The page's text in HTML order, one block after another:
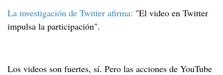
La investigación de Twitter afirma: "El video en Twitter
impulsa la participación".
Los videos son fuertes, sí. Pero las acciones de YouTube